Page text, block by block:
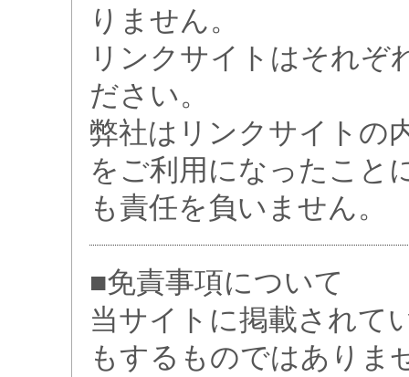
りません。
リンクサイトはそれぞ
ださい。
弊社はリンクサイトの
をご利用になったこと
も責任を負いません。
■免責事項について
当サイトに掲載されて
もするものではありま